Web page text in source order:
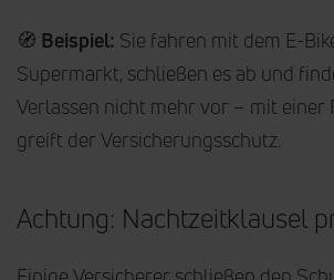
🧭 Beispiel: Sie fahren mit dem E-
Supermarkt, schließen es ab und
Verlassen nicht mehr vor – mit einer
greift der Versicherungsschutz.
Achtung: Nachtzeitklausel